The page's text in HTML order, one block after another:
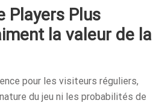
Players Plus
la valeur de la
pour les visiteurs réguliers,
du jeu ni les probabilités de